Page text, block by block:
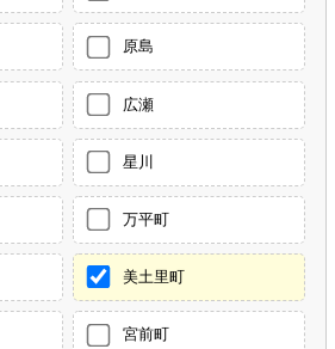
原島
広瀬
星川
万平町
美土里町
宮前町